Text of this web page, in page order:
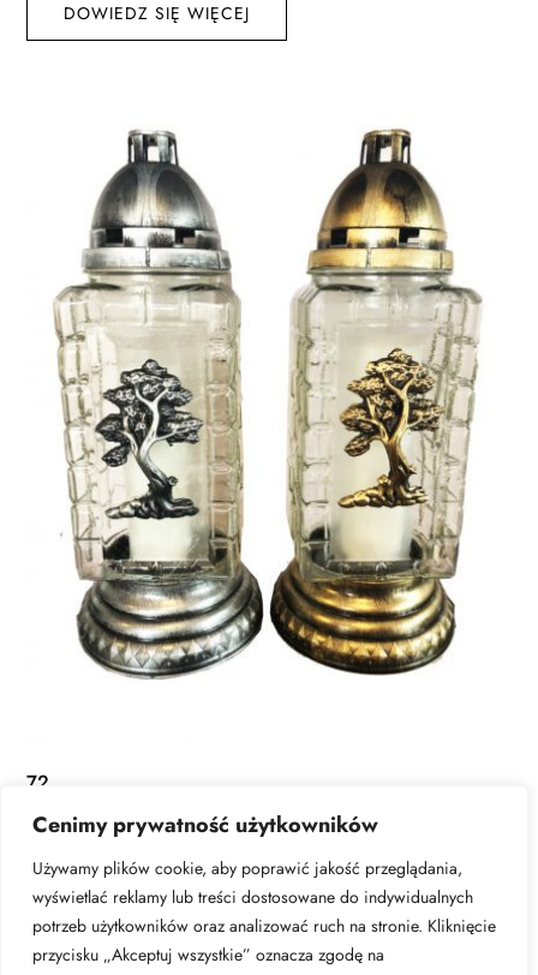
Cenimy prywatność użytkowników
Używamy plików cookie, aby poprawić jakość przeglądania,
wyświetlać reklamy lub treści dostosowane do indywidualnych
potrzeb użytkowników oraz analizować ruch na stronie. Kliknięcie
przycisku „Akceptuj wszystkie” oznacza zgodę na
DOWIEDZ SIĘ WIĘCEJ
72